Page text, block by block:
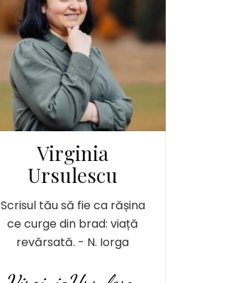
Virginia
Ursulescu
Scrisul tău să fie ca rășina
ce curge din brad: viață
revărsată. - N. Iorga